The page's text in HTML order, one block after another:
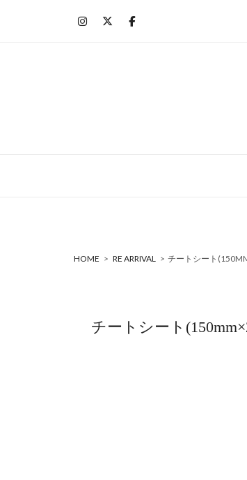
HOME > RE ARRIVAL > チートシート
チートシート